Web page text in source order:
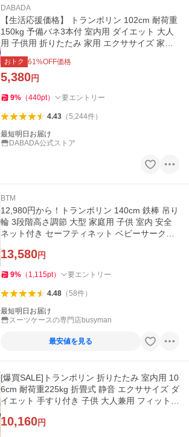
DABADA
【生活応援価格】 トランポリン 102cm 耐荷重
150kg 予備バネ3本付 室内用 ダイエット 大人
用 子供用 折りたたみ 家用 エクササイズ 家庭
用
おトク 61%OFF価格
5,380円
9% （440pt） 要エントリー
4.43（5,244件）
最短明日お届け
DABADA公式ストア
BTM
12,980円から！トランポリン 140cm 鉄棒 吊り
輪 3段階高さ調節 大型 家庭用 子供 室内 安全
ネット付き セーフティネット ベビーサークル
13,580円
9% （ 1,115pt） 要エントリー
4.48（58件）
最短明日お届け
スーツケースの専門店busyman
最安値を見る
[爆買SALE]トランポリン 折りたたみ 室内用 10
6cm 耐荷重225kg 折畳式 静音 エクササイズ ダ
イエット 手すり付き 子供 大人兼用 フィットネ
10,160円